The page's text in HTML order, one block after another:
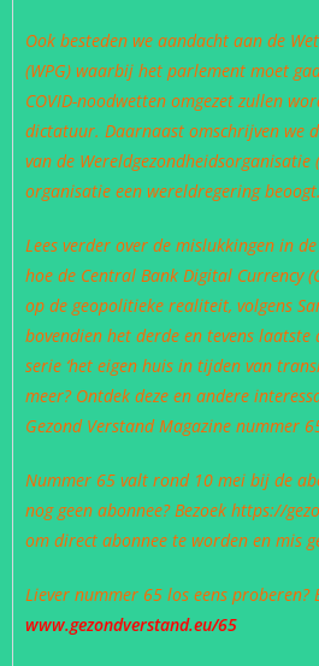
Ook besteden we aandacht aan de
(WPG) waarbij het parlement moet
COVID-noodwetten omgezet zullen
dictatuur. Daarnaast omschrijven we
van de Wereldgezondheidsorganisatie
organisatie een wereldregering beoogt.
Lees verder over de mislukkingen in
hoe de Central Bank Digital Currency
op de geopolitieke realiteit, volgens
bovendien het derde en tevens laatste
serie ‘het eigen huis in tijden van
meer? Ontdek deze en andere
Gezond Verstand Magazine nummer
Nummer 65 valt rond 10 mei bij de
nog geen abonnee? Bezoek https://
om direct abonnee te worden en mis
Liever nummer 65 los eens proberen?
www.gezondverstand.eu/65